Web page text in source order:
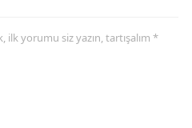
yorumu siz yazın, tartışalım *